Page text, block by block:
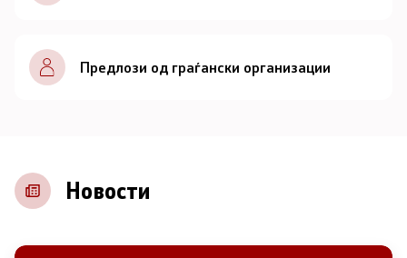
Документи
Записници и дневни редови од седниците на
Советот
Контакт
Предлози од граѓански организации
Новости